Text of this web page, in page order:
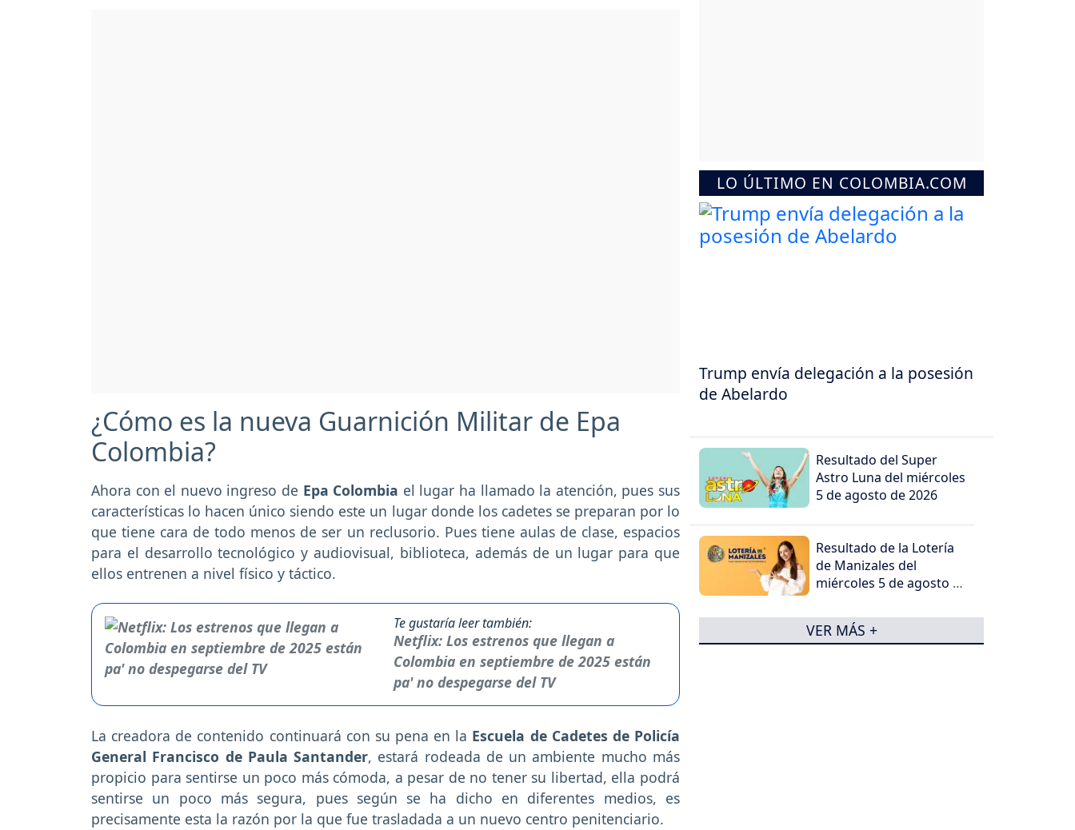
¿Cómo es la nueva Guarnición Militar de Epa
Colombia?
Ahora con el nuevo ingreso de Epa Colombia el lugar ha llamado la atención, pues sus
características lo hacen único siendo este un lugar donde los cadetes se preparan por lo
que tiene cara de todo menos de ser un reclusorio. Pues tiene aulas de clase, espacios
para el desarrollo tecnológico y audiovisual, biblioteca, además de un lugar para que
ellos entrenen a nivel físico y táctico.
Te gustaría leer también:
Netflix: Los estrenos que llegan a
Colombia en septiembre de 2025 están
pa' no despegarse del TV
La creadora de contenido continuará con su pena en la Escuela de Cadetes de Policía
General Francisco de Paula Santander, estará rodeada de un ambiente mucho más
propicio para sentirse un poco más cómoda, a pesar de no tener su libertad, ella podrá
sentirse un poco más segura, pues según se ha dicho en diferentes medios, es
precisamente esta la razón por la que fue trasladada a un nuevo centro penitenciario.
LO ÚLTIMO EN COLOMBIA.COM
Trump envía delegación a la posesión
de Abelardo
Resultado del Super
Astro Luna del miércoles
5 de agosto de 2026
Resultado de la Lotería
de Manizales del
miércoles 5 de agosto de
VER MÁS +